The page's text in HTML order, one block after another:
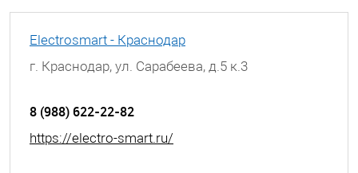
Electrosmart - Краснодар
г. Краснодар, ул. Сарабеева, д.5 к.3
8 (988) 622-22-82
https://electro-smart.ru/